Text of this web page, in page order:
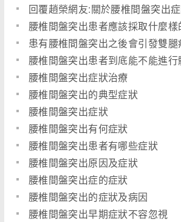
回覆趙榮網友:關於腰椎間盤突出
腰椎間盤突出患者應該採取什麼
患有腰椎間盤突出之後會引發雙腿
腰椎間盤突出患者到底能不能進行
腰椎間盤突出症狀治療
腰椎間盤突出的典型症狀
腰椎間盤突出症狀
腰椎間盤突出有何症狀
腰椎間盤突出患者有哪些症狀
腰椎間盤突出原因及症狀
腰椎間盤突出症的症狀
腰椎間盤突出的症狀及病因
腰椎間盤突出早期症狀不容忽視